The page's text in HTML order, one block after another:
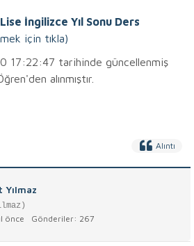
İngilizce Yıl Sonu Ders
için tıkla)
17:22:47 tarihinde güncellenmiş
alınmıştır.
Alıntı
Yılmaz
önce Gönderiler: 267